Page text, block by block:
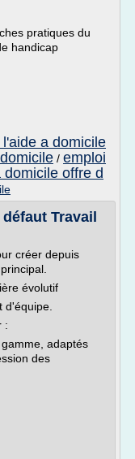
pratiques du
handicap
a domicile
/ emploi
domicile offre d
Travail
créer depuis
évolutif
d'équipe.
:
adaptés
des